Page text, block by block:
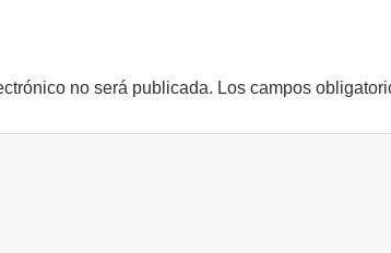
no será publicada. Los campos